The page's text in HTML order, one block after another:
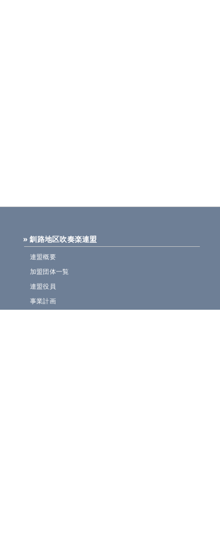
» 釧路地区吹奏楽連盟
連盟概要
加盟団体一覧
連盟役員
事業計画